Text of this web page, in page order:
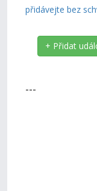
přidávejte bez
+ Přidat
---